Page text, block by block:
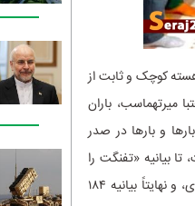
سیاسی ایران از دی ۹۶ تا دی ۱۴۰۴، یک هسته کوچک و ثابت از
میرتهماسب، باران
و بارها در صدر
۹۸» و محکومیت اعتراضات، تا بیانیه «تفنگت را
زمین بگذار» در پی فاجعه متروپل و اعتراضات سال ۱۴۰۱ با شعار اعتراضی زن، زندگی، آزادی، و نهایتاً بیانیه ۱۸۴